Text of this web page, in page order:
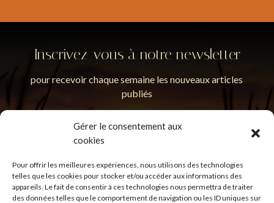
Gérer le consentement aux
cookies
Pour offrir les meilleures expériences, nous utilisons des technologies
telles que les cookies pour stocker et/ou accéder aux informations des
appareils. Le fait de consentir à ces technologies nous permettra de traiter
des données telles que le comportement de navigation ou les ID uniques sur
Inscrivez-vous à notre newsletter
pour recevoir chaque semaine les nouveaux articles
publiés
En soumettant ce formulaire, j'accepte que les
informations saisies soient utilisées pour permettre de me
recontacter.Politique de confidentialité